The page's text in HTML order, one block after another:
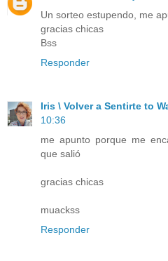
Un sorteo estupendo, me
gracias chicas
Bss
Responder
Iris \ Volver a Sentirte to
10:36
me apunto porque me
que salió
gracias chicas
muackss
Responder